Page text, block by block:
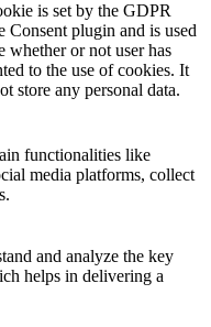
is set by the GDPR
Consent plugin and is used
whether or not user has
to the use of cookies. It
store any personal data.
functionalities like
media platforms, collect
and analyze the key
helps in delivering a